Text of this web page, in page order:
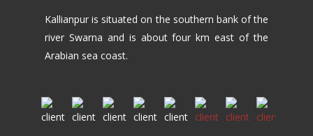
Kallianpur is situated on the southern bank of the
river Swarna and is about four km east of the
Arabian sea coast.